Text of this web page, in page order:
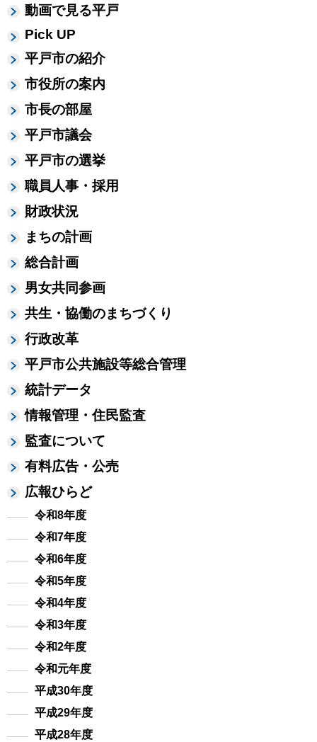
動画で見る平戸
Pick UP
平戸市の紹介
市役所の案内
市長の部屋
平戸市議会
平戸市の選挙
職員人事・採用
財政状況
まちの計画
総合計画
男女共同参画
共生・協働のまちづくり
行政改革
平戸市公共施設等総合管理
統計データ
情報管理・住民監査
監査について
有料広告・公売
広報ひらど
令和8年度
令和7年度
令和6年度
令和5年度
令和4年度
令和3年度
令和2年度
令和元年度
平成30年度
平成29年度
平成28年度